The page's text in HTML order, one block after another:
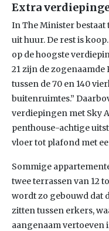
Extra
In The Minister bestaat
uit huur. De rest is
op de hoogste
21 zijn de
tussen de 70 en 140
buitenruimtes.”
verdiepingen met Sky
penthouse-achtige
vloer tot plafond met
Sommige
twee terrassen van 12
wordt zo gebouwd dat
zitten tussen erkers,
aangenaam vertoeven